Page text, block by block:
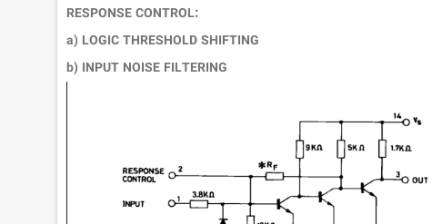
RESPONSE CONTROL:
a) LOGIC THRESHOLD SHIFTING
b) INPUT NOISE FILTERING